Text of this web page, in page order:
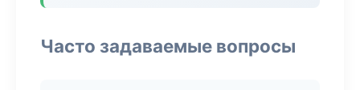
Часто задаваемые вопросы